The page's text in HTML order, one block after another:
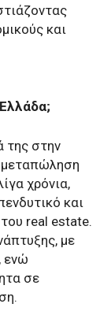
και
της στην
μεταπώληση
χρόνια,
και
real estate.
με
ενώ
σε